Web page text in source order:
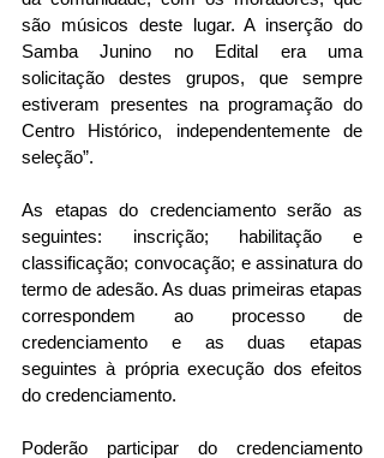
são músicos deste lugar. A inserção do
Samba Junino no Edital era uma
solicitação destes grupos, que sempre
estiveram presentes na programação do
Centro Histórico, independentemente de
seleção”.
As etapas do credenciamento serão as
seguintes: inscrição; habilitação e
classificação; convocação; e assinatura do
termo de adesão. As duas primeiras etapas
correspondem ao processo de
credenciamento e as duas etapas
seguintes à própria execução dos efeitos
do credenciamento.
Poderão participar do credenciamento